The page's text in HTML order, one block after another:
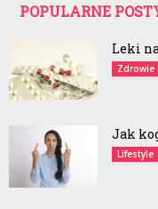
POPULARNE
Leki
Zdrowie
Jak
Lifestyle